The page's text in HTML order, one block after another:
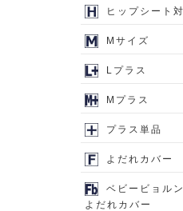
ヒップシート
Mサイズ
Lプラス
Mプラス
プラス単品
よだれカバー
ベビービョル
よだれカバー